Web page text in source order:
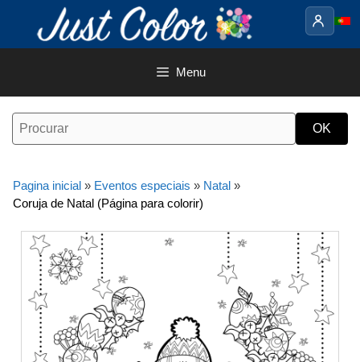
o
Menu
Pagina inicial » Eventos especiais » Natal »
Coruja de Natal (Página para colorir)